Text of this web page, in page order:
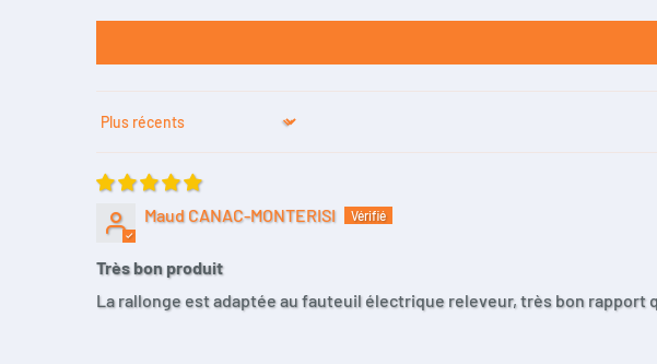
Sort by
Maud CANAC-MONTERISI
Très bon produit
La rallonge est adaptée au fauteuil électrique releveur, très bon rapport